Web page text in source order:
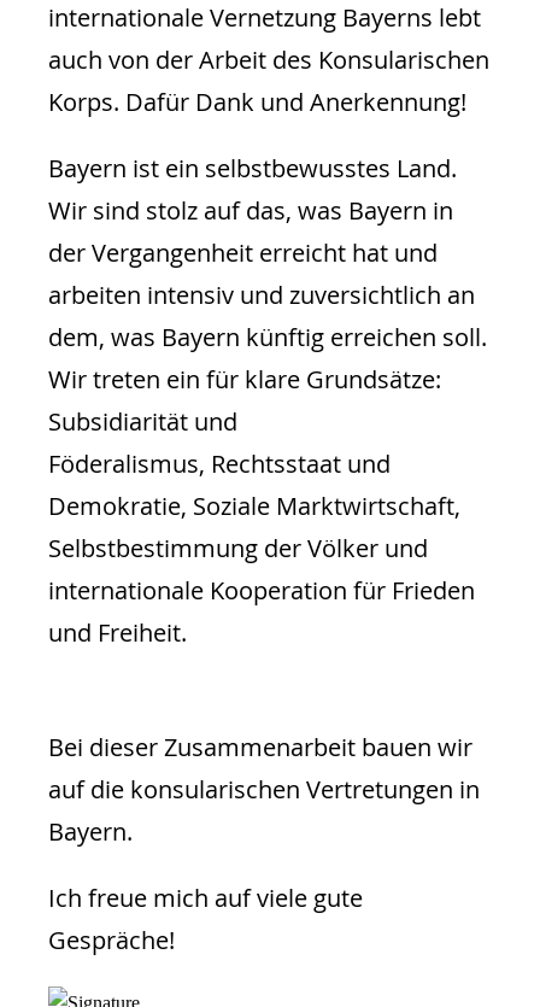
internationale Vernetzung Bayerns lebt
auch von der Arbeit des Konsularischen
Korps. Dafür Dank und Anerkennung!
Bayern ist ein selbstbewusstes Land.
Wir sind stolz auf das, was Bayern in
der Vergangenheit erreicht hat und
arbeiten intensiv und zuversichtlich an
dem, was Bayern künftig erreichen soll.
Wir treten ein für klare Grundsätze:
Subsidiarität und
Föderalismus, Rechtsstaat und
Demokratie, Soziale Marktwirtschaft,
Selbstbestimmung der Völker und
internationale Kooperation für Frieden
und Freiheit.
Bei dieser Zusammenarbeit bauen wir
auf die konsularischen Vertretungen in
Bayern.
Ich freue mich auf viele gute
Gespräche!